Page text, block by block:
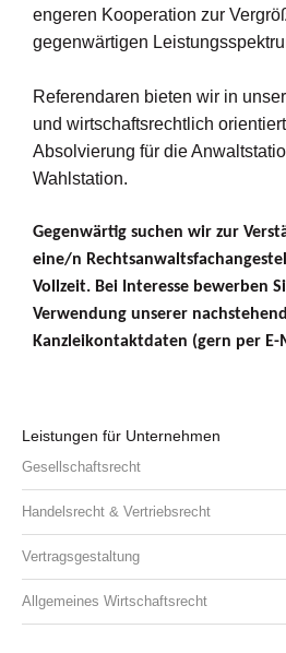
engeren Kooperation zur
gegenwärtigen
Referendaren bieten wir in
und wirtschaftsrechtlich
Absolvierung für die
Wahlstation.
Gegenwärtig suchen wir zur
eine/n
Vollzeit. Bei Interesse bewerben
Verwendung unserer
Kanzleikontaktdaten (gern per E-
Leistungen für Unternehmen
Gesellschaftsrecht
Handelsrecht & Vertriebsrecht
Vertragsgestaltung
Allgemeines Wirtschaftsrecht